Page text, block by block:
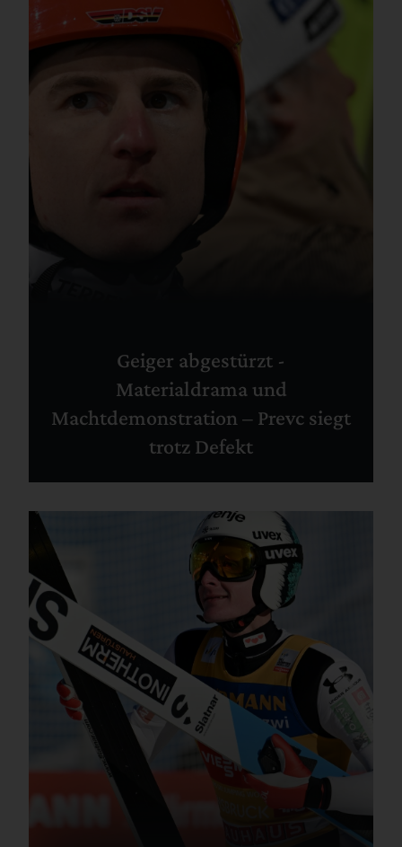
Geiger abgestürzt -
Materialdrama und
Machtdemonstration – Prevc siegt
trotz Defekt